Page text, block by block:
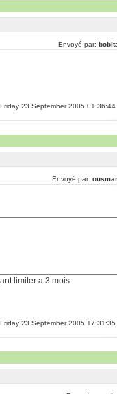
Envoyé par:
23 September 2005 01:36:44
Envoyé par:
limiter a 3 mois
23 September 2005 17:31:35